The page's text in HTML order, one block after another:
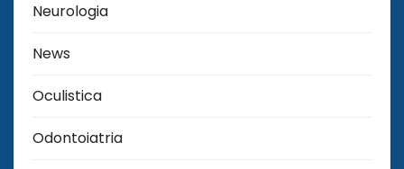
Neurologia
News
Oculistica
Odontoiatria